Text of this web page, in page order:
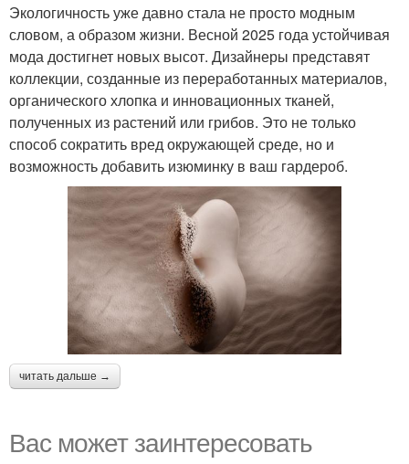
Экологичность уже давно стала не просто модным
словом, а образом жизни. Весной 2025 года устойчивая
мода достигнет новых высот. Дизайнеры представят
коллекции, созданные из переработанных материалов,
органического хлопка и инновационных тканей,
полученных из растений или грибов. Это не только
способ сократить вред окружающей среде, но и
возможность добавить изюминку в ваш гардероб.
читать дальше →
Вас может заинтересовать